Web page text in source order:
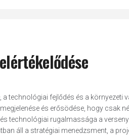
technológiai fejlődés és a környezeti
és erősödése, hogy csak
technológiai rugalmassága a
áll a stratégiai menedzsment, a